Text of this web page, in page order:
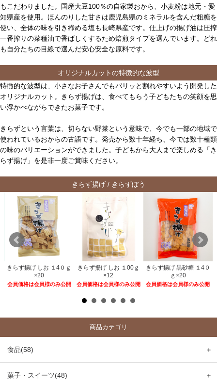
もこだわりました。国産大豆100％の自家製おから、小麦粉は地元・愛
知県産を使用。ほんのりした甘さは鹿児島県のミネラルを含んだ粗糖を
使い、全体の味を引き締める塩も長崎県産です。仕上げの揚げ油は圧搾
一番搾りの菜種油で香ばしくするため焙煎タイプを選んでいます。どれ
も自分たちの目線で選んだ安心安全な原料です。
オリジナルカットの特徴的な波型
特徴的な波型は、小さなお子さんでもパリッと割れやすいよう開発した
オリジナルカット。きらず揚げは、食べてもらう子どもたちの笑顔を思
い浮かべながらできたお菓子です。
きらずという言葉は、切らない野菜という意味で、今でも一部の地域で
使われているおからの古語です。発売から数十年経ち、今では数十種類
の味のバリエーションができました。子どもから大人まで楽しめる「き
らず揚げ」を是非一度ご賞味ください。
きらず揚げ / きらずぼう
きらず揚げ しお １4０ｇ
×20
会員価格は会員様のみ公開
きらず揚げ しお １00ｇ
×12
会員価格は会員様のみ公開
きらず揚げ 黒砂糖 １4０
ｇ×20
会員価格は会員様のみ公開
商品カテゴリ
食品(58) ＋
菓子・スイーツ(48) ＋